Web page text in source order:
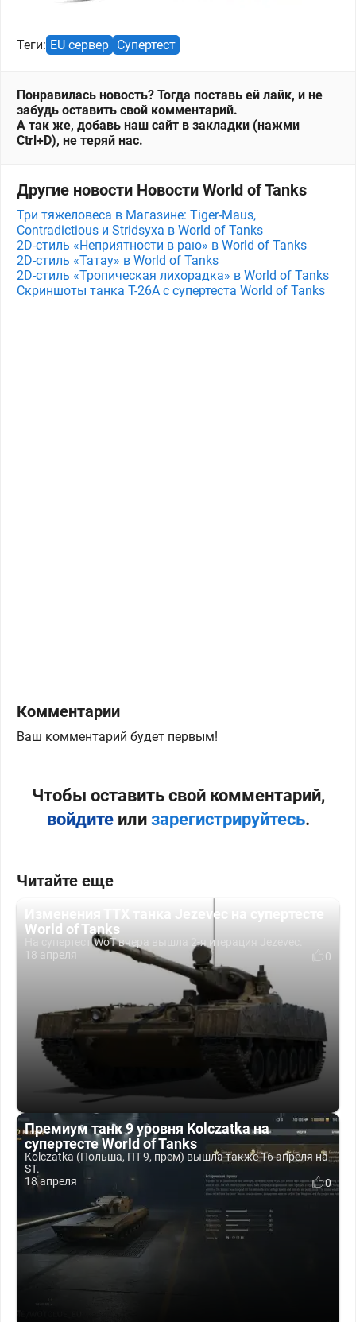
Теги: EU сервер Супертест
Понравилась новость? Тогда поставь ей лайк, и не
забудь оставить свой комментарий.
А так же, добавь наш сайт в закладки (нажми
Ctrl+D), не теряй нас.
Другие новости Новости World of Tanks
Три тяжеловеса в Магазине: Tiger-Maus,
Contradictious и Stridsyxa в World of Tanks
2D-стиль «Неприятности в раю» в World of Tanks
2D-стиль «Татау» в World of Tanks
2D-стиль «Тропическая лихорадка» в World of Tanks
Скриншоты танка T-26A с супертеста World of Tanks
Комментарии
Ваш комментарий будет первым!
Чтобы оставить свой комментарий,
войдитеили зарегистрируйтесь.
Читайте еще
Изменения ТТХ танка Jezevec на супертесте
World of Tanks
На супертест WoT вчера вышла 2-я итерация Jezevec.
18 апреля
0
Премиум танк 9 уровня Kolczatka на
супертесте World of Tanks
Kolczatka (Польша, ПТ-9, прем) вышла также 16 апреля на
ST.
18 апреля
0